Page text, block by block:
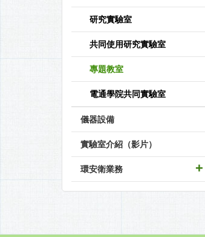
研究實驗室
共同使用研究實驗室
專題教室
電通學院共同實驗室
儀器設備
實驗室介紹（影片）
環安衛業務